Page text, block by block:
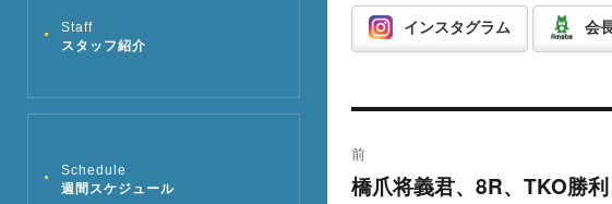
Staff
スタッフ紹介
Schedule
週間スケジュール
インスタグラム 会
稿
前
過
橋爪将義君、8R、TKO勝